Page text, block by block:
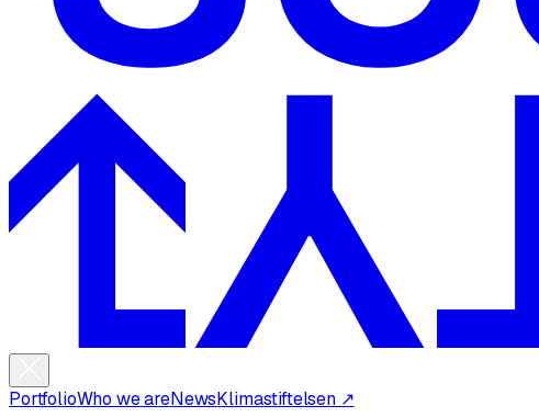
PortfolioWho we areNewsKlimastiftelsen ↗